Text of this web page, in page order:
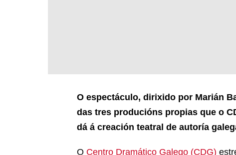
O espectáculo, dirixido por Marián
das tres producións propias que o
dá á creación teatral de autoría
O Centro Dramático Galego (CDG)